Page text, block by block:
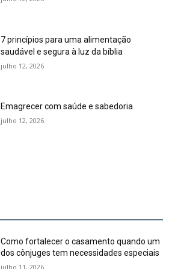
7 princípios para uma alimentação
saudável e segura à luz da bíblia
julho 12, 2026
Emagrecer com saúde e sabedoria
julho 12, 2026
Como fortalecer o casamento quando um
dos cônjuges tem necessidades especiais
julho 11, 2026